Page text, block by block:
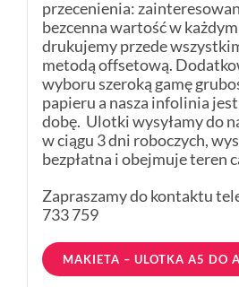
przecenienia:
bezcenna wartość w
drukujemy przede
metodą offsetową.
wyboru szeroką gamę
papieru a nasza infolinia jest
dobę. Ulotki wysyłamy do
w ciągu 3 dni roboczych,
bezpłatna i obejmuje teren
Zapraszamy do kontaktu
733 759
MAKIETA – ULOTKA A5 DO